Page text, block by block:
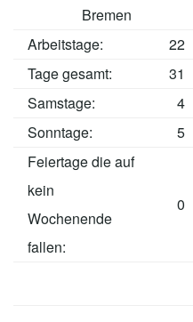
Bremen
Arbeitstage:
22
Tage gesamt:
31
Samstage:
4
Sonntage:
5
Feiertage die auf
kein
Wochenende
fallen:
0